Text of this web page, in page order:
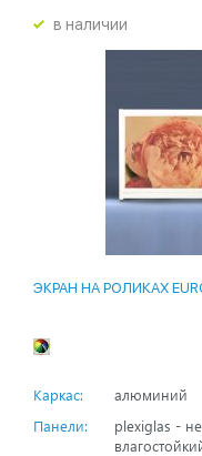
в наличии
ЭКРАН НА РОЛИКАХ
Каркас:
алюминий
Панели:
plexiglas -